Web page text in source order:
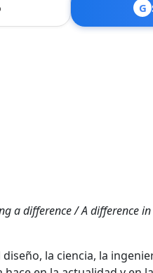
G
a difference / A difference
la ciencia, la